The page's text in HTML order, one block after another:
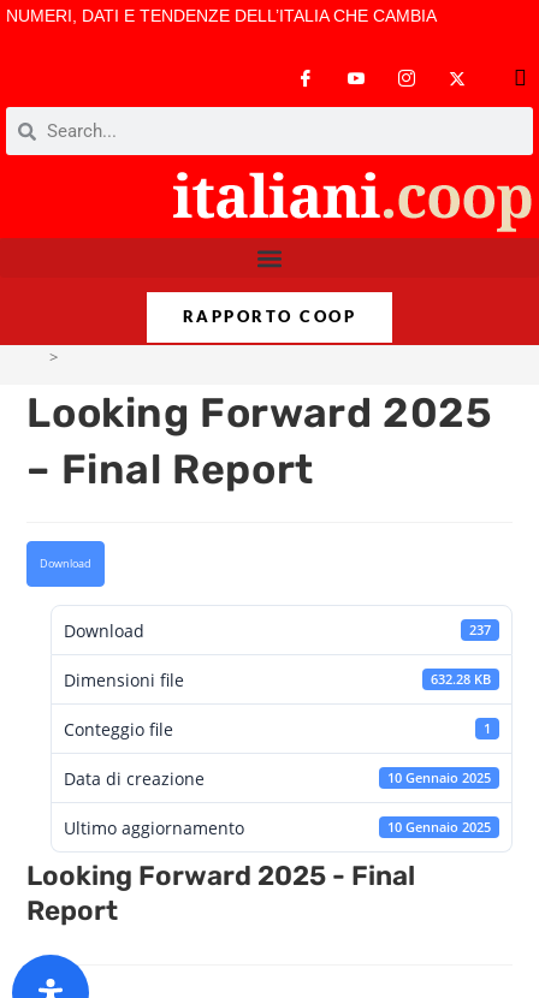
NUMERI, DATI E TENDENZE DELL’ITALIA CHE CAMBIA
RAPPORTO COOP
>
Looking Forward 2025
– Final Report
Download
Download 237
Dimensioni file 632.28 KB
Conteggio file 1
Data di creazione 10 Gennaio 2025
Ultimo aggiornamento 10 Gennaio 2025
Looking Forward 2025 - Final
Report